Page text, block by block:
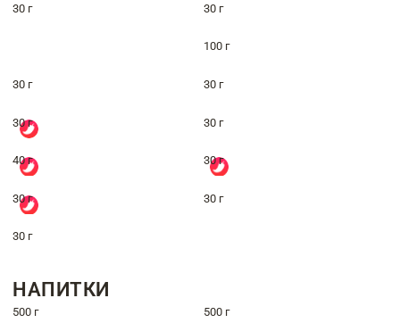
30 г 30 г
100 г
30 г 30 г
30 г 30 г
40 г 30 г
30 г 30 г
30 г
НАПИТКИ
500 г 500 г